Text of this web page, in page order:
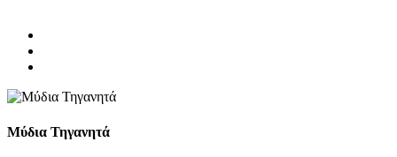
Μύδια Τηγανητά